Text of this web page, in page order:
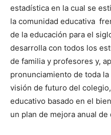
estadística en la cual se
la comunidad educativa
de la educación para el
desarrolla con todos los
de familia y profesores y,
pronunciamiento de toda
visión de futuro del
educativo basado en el
un plan de mejora anual